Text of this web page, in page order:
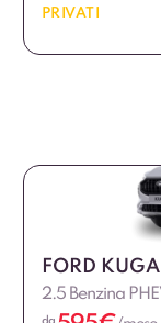
PRIVATI
FORD
2.5 Benzina